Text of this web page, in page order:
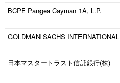
BCPE Pangea Cayman 1A, L.P.
GOLDMAN SACHS INTERNATIONAL
日本マスタートラスト信託銀行(株)